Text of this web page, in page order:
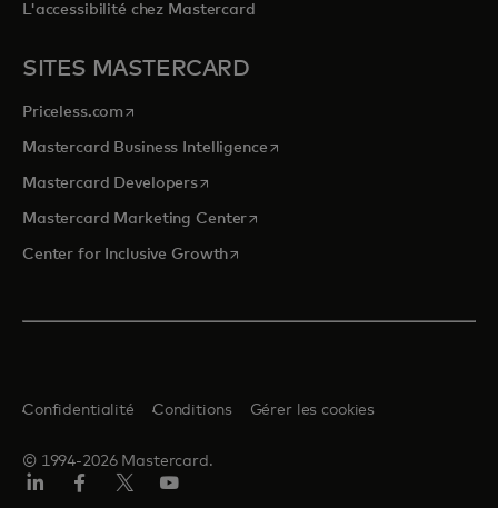
L'accessibilité chez Mastercard
SITES MASTERCARD
Priceless.com s’ouvre dans un nouvel onglet
Mastercard Business Intelligences’ouvre dans un nouvel onglet
Mastercard Developerss’ouvre dans un nouvel onglet
Mastercard Marketing Centers’ouvre dans un nouvel onglet
Center for Inclusive Growths’ouvre dans un nouvel onglet
© 1994-2026 Mastercard.
Confidentialité Conditions Gérer les cookies